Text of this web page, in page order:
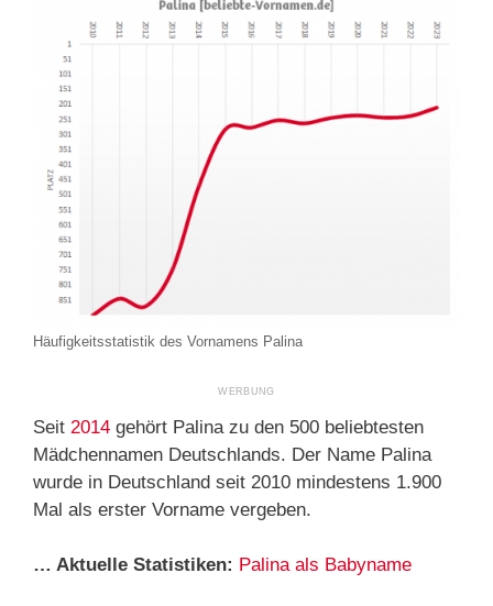
Häufigkeitsstatistik des Vornamens Palina
Seit 2014 gehört Palina zu den 500 beliebtesten
Mädchennamen Deutschlands. Der Name Palina
wurde in Deutschland seit 2010 mindestens 1.900
Mal als erster Vorname vergeben.
… Aktuelle Statistiken: Palina als Babyname